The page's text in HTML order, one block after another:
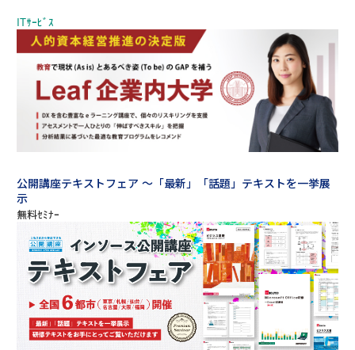
公開講座テキストフェア ～「最新」「話題」テキストを一挙展
示